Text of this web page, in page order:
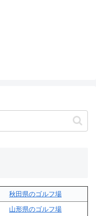
秋田県のゴルフ場
山形県のゴルフ場